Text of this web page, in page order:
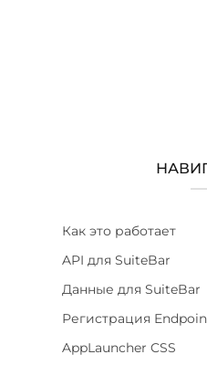
Как это работает
API для SuiteBar
Данные для SuiteBar
Регистрация
AppLauncher CSS